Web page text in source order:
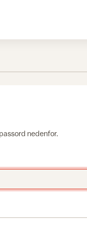
nedenfor.